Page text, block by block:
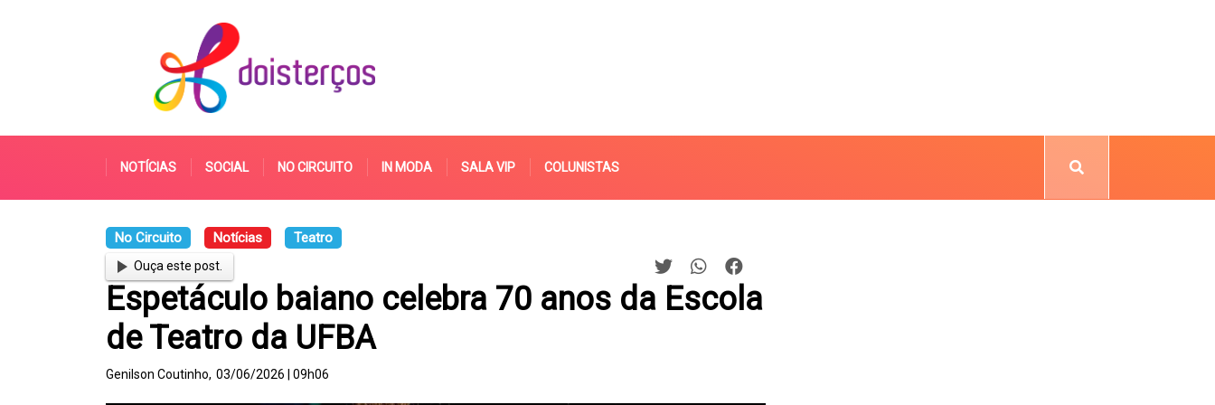
NOTÍCIAS SOCIAL NO CIRCUITO IN MODA SALA VIP COLUNISTAS
No Circuito Notícias Teatro
Ouça este post.
Espetáculo baiano celebra 70 anos da Escola
de Teatro da UFBA
Genilson Coutinho, 03/06/2026 | 09h06